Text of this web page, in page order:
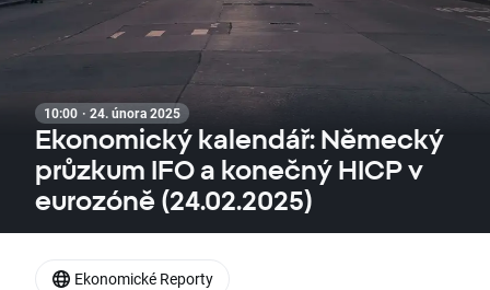
10:00 · 24. února 2025
Ekonomický kalendář: Německý
průzkum IFO a konečný HICP v
eurozóně (24.02.2025)
Ekonomické Reporty